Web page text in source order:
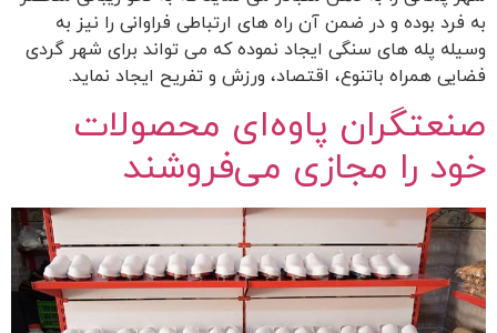
به فرد بوده و در ضمن آن راه های ارتباطی فراوانی را نیز به
وسیله پله های سنگی ایجاد نموده که می تواند برای شهر گردی
فضایی همراه باتنوع، اقتصاد، ورزش و تفریح ایجاد نماید.
صنعتگران پاوه‌ای محصولات
خود را مجازی می‌فروشند